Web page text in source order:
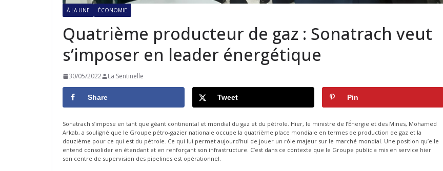
À LA UNE ÉCONOMIE
Quatrième producteur de gaz : Sonatrach veut
s’imposer en leader énergétique
30/05/2022 La Sentinelle
Share Tweet Pin
Sonatrach s’impose en tant que géant continental et mondial du gaz et du pétrole. Hier, le ministre de l’Énergie et des Mines, Mohamed
Arkab, a souligné que le Groupe pétro-gazier nationale occupe la quatrième place mondiale en termes de production de gaz et la
douzième pour ce qui est du pétrole. Ce qui lui permet aujourd’hui de jouer un rôle majeur sur le marché mondial. Une position qu’elle
entend consolider en étendant et en renforçant son infrastructure. C’est dans ce contexte que le Groupe public a mis en service hier
son centre de supervision des pipelines est opérationnel.